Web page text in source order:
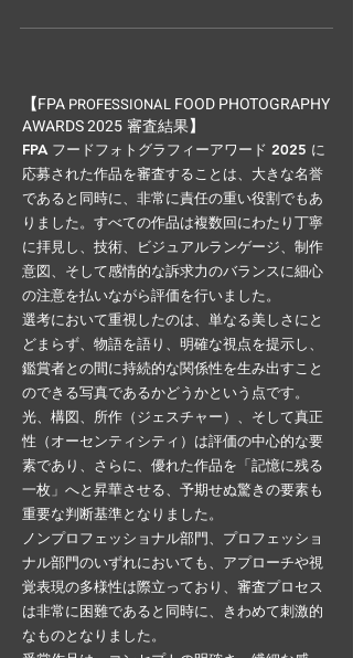
【FPA PROFESSIONAL FOOD PHOTOGRAPHY
AWARDS 2025 審査結果】
FPA フードフォトグラフィーアワード 2025 に
応募された作品を審査することは、大きな名誉
であると同時に、非常に責任の重い役割でもあ
りました。すべての作品は複数回にわたり丁寧
に拝見し、技術、ビジュアルランゲージ、制作
意図、そして感情的な訴求力のバランスに細心
の注意を払いながら評価を行いました。
選考において重視したのは、単なる美しさにと
どまらず、物語を語り、明確な視点を提示し、
鑑賞者との間に持続的な関係性を生み出すこと
のできる写真であるかどうかという点です。
光、構図、所作（ジェスチャー）、そして真正
性（オーセンティシティ）は評価の中心的な要
素であり、さらに、優れた作品を「記憶に残る
一枚」へと昇華させる、予期せぬ驚きの要素も
重要な判断基準となりました。
ノンプロフェッショナル部門、プロフェッショ
ナル部門のいずれにおいても、アプローチや視
覚表現の多様性は際立っており、審査プロセス
は非常に困難であると同時に、きわめて刺激的
なものとなりました。